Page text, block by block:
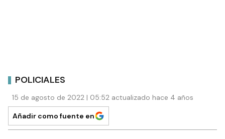
POLICIALES
15 de agosto de 2022 | 05:52 actualizado hace 4 años
Añadir como fuente en